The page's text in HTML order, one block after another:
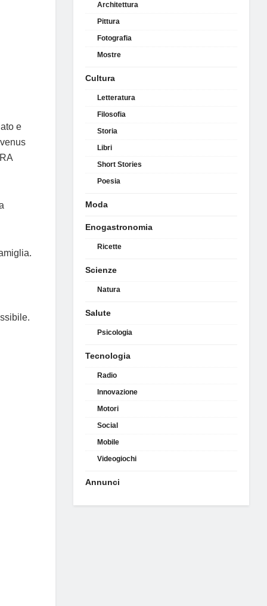
e
Architettura
Pittura
Fotografia
Mostre
Cultura
Letteratura
Filosofia
Storia
Libri
Short Stories
Poesia
Moda
Enogastronomia
Ricette
Scienze
Natura
Salute
Psicologia
Tecnologia
Radio
Innovazione
Motori
Social
Mobile
Videogiochi
Annunci